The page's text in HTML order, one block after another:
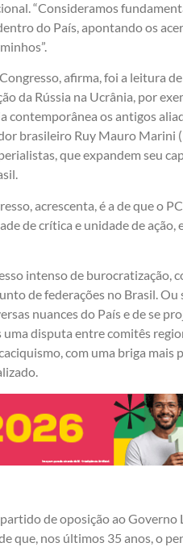
“Consideramos
do País, apontando os
afirma, foi a leitura
da Rússia na Ucrânia, por
contemporânea os antigos
brasileiro Ruy Mauro Marini
que expandem seu
acrescenta, é a de que o
de crítica e unidade de ação,
intenso de burocratização,
de federações no Brasil.
nuances do País e de se
disputa entre comitês
com uma briga mais
de oposição ao Governo
que, nos últimos 35 anos, o